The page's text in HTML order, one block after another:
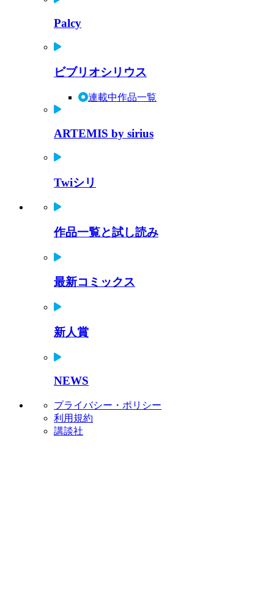
Palcy
ビブリオシリウス
連載中作品一覧
ARTEMIS by sirius
Twiシリ
作品一覧と試し読み
最新コミックス
新人賞
NEWS
プライバシー・ポリシー
利用規約
講談社